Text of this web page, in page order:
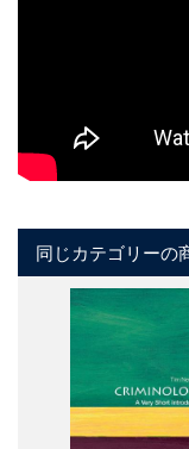
同じカテゴリーの